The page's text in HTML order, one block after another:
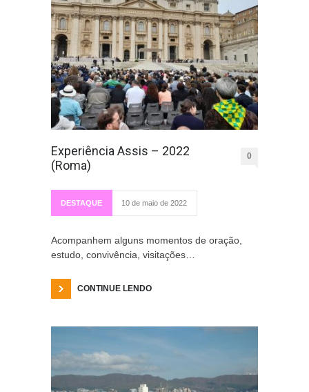
Experiência Assis – 2022
(Roma)
0
DESTAQUE 10 de maio de 2022
Acompanhem alguns momentos de oração,
estudo, convivência, visitações…
CONTINUE LENDO